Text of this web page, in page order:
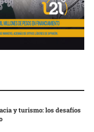
y turismo: los desafíos